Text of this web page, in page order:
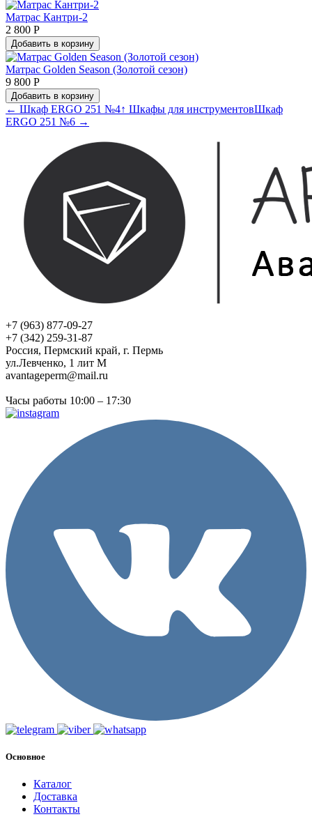
Матрас Кантри-2
2 800 Р
Добавить в корзину
Матрас Golden Season (Золотой сезон)
9 800 Р
Добавить в корзину
← Шкаф ERGO 251 №4↑ Шкафы для инструментовШкаф
ERGO 251 №6 →
+7 (963) 877-09-27
+7 (342) 259-31-87
Россия, Пермский край, г. Пермь
ул.Левченко, 1 лит М
avantageperm@mail.ru
Часы работы 10:00 – 17:30
Основное
Каталог
Доставка
Контакты